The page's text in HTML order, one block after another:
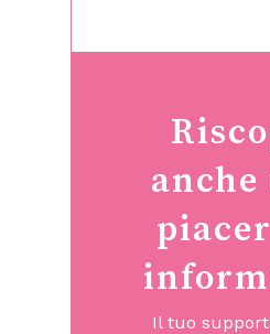
Il tuo